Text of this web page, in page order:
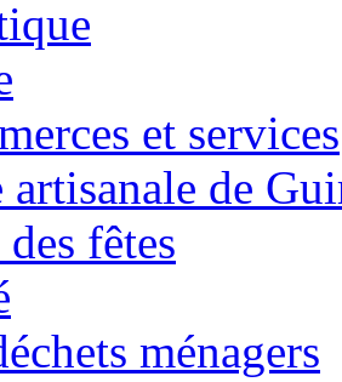
et services
artisanale de
fêtes
ménagers